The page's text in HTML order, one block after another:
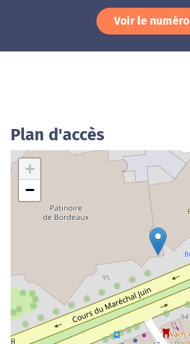
Voir le numéro
Plan d'accès
+
−